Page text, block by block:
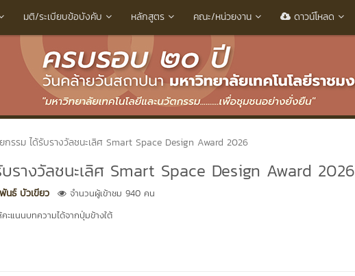
มติ/ระเบียบข้อบังคับ หลักสูตร คณะ/หน่วยงาน ดาวน์โหลด
รรม ได้รับรางวัลชนะเลิศ Smart Space Design Award 2026
างวัลชนะเลิศ Smart Space Design Award 2026
นธ์ บัวเขียว
จำนวนผู้เข้าชม 940 คน
ะแนนบทความได้จากปุ่มข้างใต้